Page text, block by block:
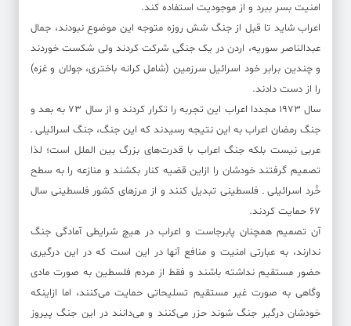
امنیت بسر ببرد و از موجودیت استفاده کند.
اعراب شاید تا قبل از جنگ شش روزه متوجه این موضوع نبودند، جمال
عبدالناصر سوریه، اردن در یک جنگی شرکت کردند ولی شکست خوردند
و چندین برابر خود اسرائیل سرزمین (شامل کرانه باختری، جولان و غزه)
را از دست دادند.
سال ۱۹۷۳ مجددا اعراب این تجربه را تکرار کردند و از سال ۷۳ به بعد و
جنگ رمضان اعراب به این نتیجه رسیدند که این جنگ، جنگ اسرائیلی ـ
عربی نیست بلکه جنگ اعراب با قدرت‌های بزرگ بین الملل است؛ لذا
تصمیم گرفتند خودشان را ازاین قضیه کنار بکشند و منازعه را به سطح
خُرد اسرائیلی ـ فلسطینی تبدیل کنند و از مرز‌های کشور فلسطینی سال
۶۷ حمایت کردند.
آن تصمیم همچنان پابرجاست و اعراب در هیچ شرایطی آمادگی جنگ
ندارند، به عبارتی امنیت و منافع آنها در این است که در این درگیری
حضور مستقیم نداشته باشند و فقط از مردم فلسطین به صورت مادی
وگاهی به صورت غیر مستقیم تسلیحاتی حمایت می‌کنند، اما ازاینکه
خودشان درگیر جنگ شوند حزر می‌کنند و می‌دانند در این جنگ پیروز